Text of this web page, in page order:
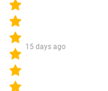
15 days ago